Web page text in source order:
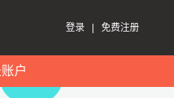
登录 免费注册
户